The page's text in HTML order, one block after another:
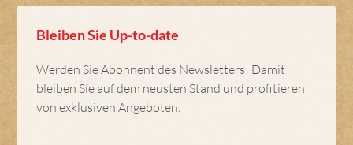
Bleiben Sie Up-to-date
Werden Sie Abonnent des Newsletters! Damit
bleiben Sie auf dem neusten Stand und profitieren
von exklusiven Angeboten.